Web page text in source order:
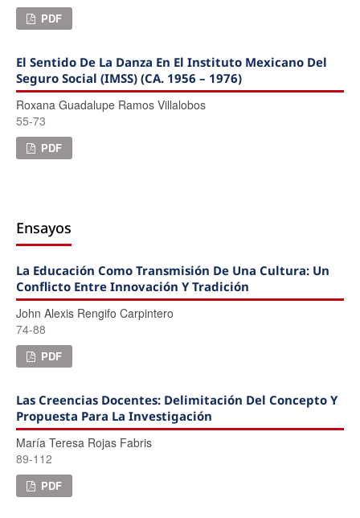
PDF
El Sentido De La Danza En El Instituto Mexicano Del
Seguro Social (IMSS) (CA. 1956 – 1976)
Roxana Guadalupe Ramos Villalobos
55-73
PDF
Ensayos
La Educación Como Transmisión De Una Cultura: Un
Conflicto Entre Innovación Y Tradición
John Alexis Rengifo Carpintero
74-88
PDF
Las Creencias Docentes: Delimitación Del Concepto Y
Propuesta Para La Investigación
María Teresa Rojas Fabris
89-112
PDF